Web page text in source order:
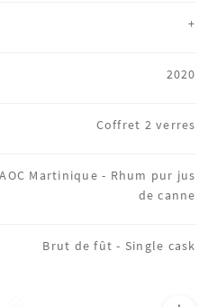
+
2020
Coffret 2 verres
Martinique - Rhum pur jus
de canne
Brut de fût - Single cask